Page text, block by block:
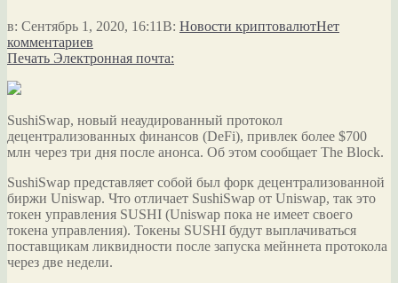
в: Сентябрь 1, 2020, 16:11В: Новости криптовалютНет
комментариев
Печать Электронная почта:
SushiSwap, новый неаудированный протокол
децентрализованных финансов (DeFi), привлек более $700
млн через три дня после анонса. Об этом сообщает The Block.
SushiSwap представляет собой был форк децентрализованной
биржи Uniswap. Что отличает SushiSwap от Uniswap, так это
токен управления SUSHI (Uniswap пока не имеет своего
токена управления). Токены SUSHI будут выплачиваться
поставщикам ликвидности после запуска мейннета протокола
через две недели.